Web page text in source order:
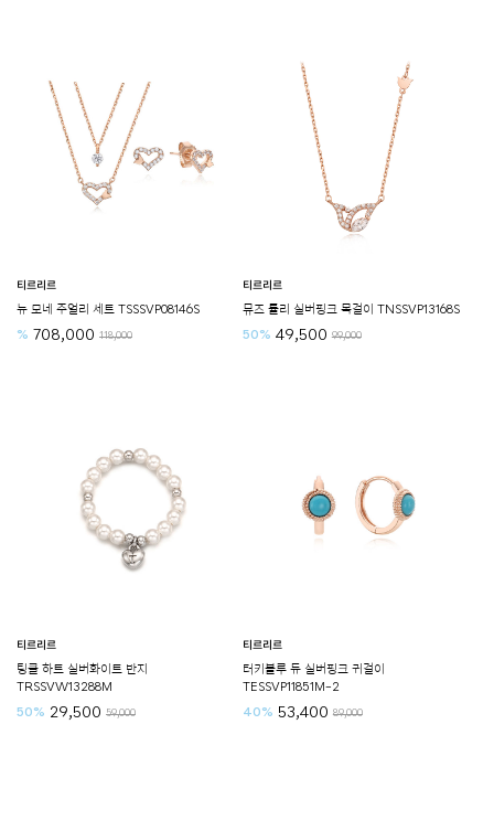
티르리르
뉴 모네 주얼리 세트 TSSSVP08146S
% 708,000 118,000
티르리르
뮤즈 튤리 실버핑크 목걸이 TNSSVP13168S
50% 49,500 99,000
티르리르
팅클 하트 실버화이트 반지
TRSSVW13288M
50% 29,500 59,000
티르리르
터키블루 듀 실버핑크 귀걸이
TESSVP11851M-2
40% 53,400 89,000